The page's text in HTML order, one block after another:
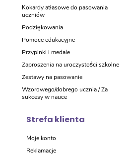
Kokardy atłasowe do pasowania
uczniów
Podziękowania
Pomoce edukacyjne
Przypinki i medale
Zaproszenia na uroczystości szkolne
Zestawy na pasowanie
Wzorowego/dobrego ucznia / Za
sukcesy w nauce
Strefa klienta
Moje konto
Reklamacje